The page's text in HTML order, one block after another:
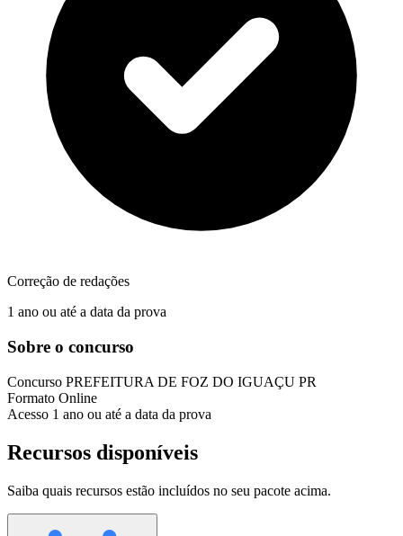
Correção de redações
1 ano ou até a data da prova
Sobre o concurso
Concurso PREFEITURA DE FOZ DO IGUAÇU PR
Formato Online
Acesso 1 ano ou até a data da prova
Recursos disponíveis
Saiba quais recursos estão incluídos no seu pacote acima.